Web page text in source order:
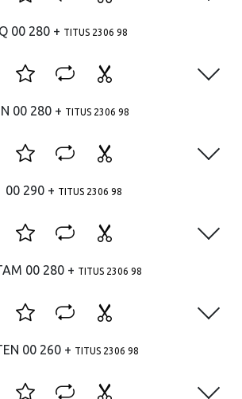
00 280 + TITUS 2306 98
Open
00 280 + TITUS 2306 98
Open
00 290 + TITUS 2306 98
Open
00 280 + TITUS 2306 98
Open
00 260 + TITUS 2306 98